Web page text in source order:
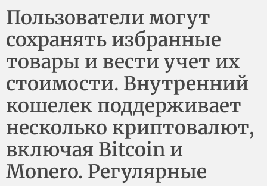
Пользователи могут
сохранять избранные
товары и вести учет их
стоимости. Внутренний
кошелек поддерживает
несколько криптовалют,
включая Bitcoin и
Monero. Регулярные